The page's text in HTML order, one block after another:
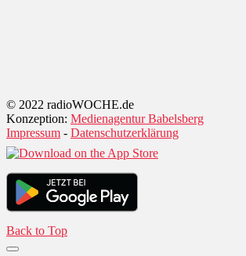
© 2022 radioWOCHE.de
Konzeption: Medienagentur Babelsberg
Impressum - Datenschutzerklärung
Back to Top